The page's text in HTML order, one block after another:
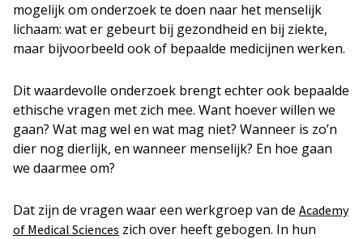
mogelijk om onderzoek te doen naar het menselijk
lichaam: wat er gebeurt bij gezondheid en bij ziekte,
maar bijvoorbeeld ook of bepaalde medicijnen werken.
Dit waardevolle onderzoek brengt echter ook bepaalde
ethische vragen met zich mee. Want hoever willen we
gaan? Wat mag wel en wat mag niet? Wanneer is zo’n
dier nog dierlijk, en wanneer menselijk? En hoe gaan
we daarmee om?
Dat zijn de vragen waar een werkgroep van de Academy
of Medical Sciences zich over heeft gebogen. In hun